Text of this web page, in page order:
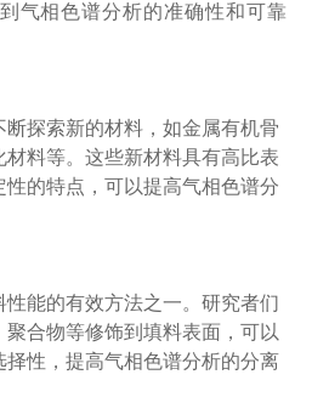
气相色谱分析的准确性和可靠
探索新的材料，如金属有机骨
料等。这些新材料具有高比表
的特点，可以提高气相色谱分
能的有效方法之一。研究者们
合物等修饰到填料表面，可以
性，提高气相色谱分析的分离